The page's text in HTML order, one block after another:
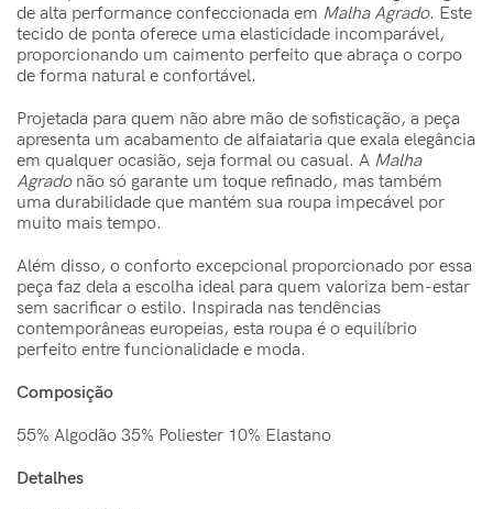
de alta performance confeccionada em Malha Agrado. Este
tecido de ponta oferece uma elasticidade incomparável,
proporcionando um caimento perfeito que abraça o corpo
de forma natural e confortável.
Projetada para quem não abre mão de sofisticação, a peça
apresenta um acabamento de alfaiataria que exala elegância
em qualquer ocasião, seja formal ou casual. A Malha
Agradonão só garante um toque refinado, mas também
uma durabilidade que mantém sua roupa impecável por
muito mais tempo.
Além disso, o conforto excepcional proporcionado por essa
peça faz dela a escolha ideal para quem valoriza bem-estar
sem sacrificar o estilo. Inspirada nas tendências
contemporâneas europeias, esta roupa é o equilíbrio
perfeito entre funcionalidade e moda.
Composição
55% Algodão 35% Poliester 10% Elastano
Detalhes